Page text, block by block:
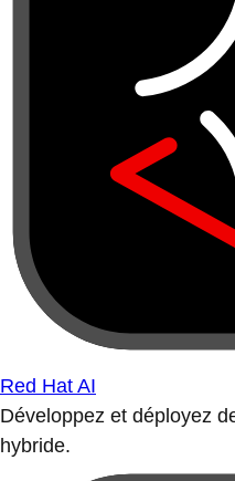
Red Hat AI
Développez et déployez
hybride.